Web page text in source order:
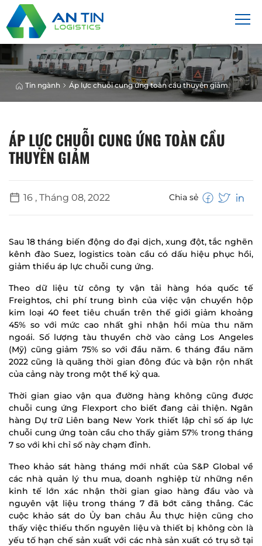
Tin ngành Áp lực chuỗi cung ứng toàn cầu thuyên giảm
ÁP LỰC CHUỖI CUNG ỨNG TOÀN CẦU
THUYÊN GIẢM
16 , Tháng 08, 2022 Chia sẻ
Sau 18 tháng biến động do đại dịch, xung đột, tắc nghẽn
kênh đào Suez, logistics toàn cầu có dấu hiệu phục hồi,
giảm thiểu áp lực chuỗi cung ứng.
Theo dữ liệu từ công ty vận tải hàng hóa quốc tế
Freightos, chi phí trung bình của việc vận chuyển hộp
kim loại 40 feet tiêu chuẩn trên thế giới giảm khoảng
45% so với mức cao nhất ghi nhận hồi mùa thu năm
ngoái. Số lượng tàu thuyền chờ vào cảng Los Angeles
(Mỹ) cũng giảm 75% so với đầu năm. 6 tháng đầu năm
2022 cũng là quãng thời gian đông đúc và bận rộn nhất
của cảng này trong một thế kỷ qua.
Thời gian giao vận qua đường hàng không cũng được
chuỗi cung ứng Flexport cho biết đang cải thiện. Ngân
hàng Dự trữ Liên bang New York thiết lập chỉ số áp lực
chuỗi cung ứng toàn cầu cho thấy giảm 57% trong tháng
7 so với khi chỉ số này chạm đỉnh.
Theo khảo sát hàng tháng mới nhất của S&P Global về
các nhà quản lý thu mua, doanh nghiệp từ những nền
kinh tế lớn xác nhận thời gian giao hàng đầu vào và
nguyên vật liệu trong tháng 7 đã bớt căng thẳng. Các
cuộc khảo sát do Ủy ban châu Âu thực hiện cũng cho
thấy việc thiếu thốn nguyên liệu và thiết bị không còn là
yếu tố hạn chế sản xuất với các nhà sản xuất có trụ sở tại